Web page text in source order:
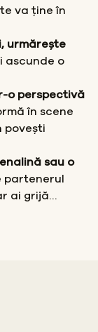
va ține în
urmărește
ascunde o
o perspectivă
în scene
povești
sau o
ai grijă…